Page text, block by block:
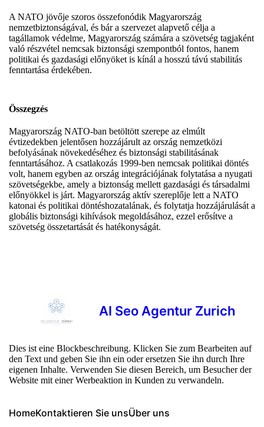
A NATO jövője szoros összefonódik Magyarország
nemzetbiztonságával, és bár a szervezet alapvető célja a
tagállamok védelme, Magyarország számára a szövetség tagjaként
való részvétel nemcsak biztonsági szempontból fontos, hanem
politikai és gazdasági előnyöket is kínál a hosszú távú stabilitás
fenntartása érdekében.
Összegzés
Magyarország NATO-ban betöltött szerepe az elmúlt
évtizedekben jelentősen hozzájárult az ország nemzetközi
befolyásának növekedéséhez és biztonsági stabilitásának
fenntartásához. A csatlakozás 1999-ben nemcsak politikai döntés
volt, hanem egyben az ország integrációjának folytatása a nyugati
szövetségekbe, amely a biztonság mellett gazdasági és társadalmi
előnyökkel is járt. Magyarország aktív szereplője lett a NATO
katonai és politikai döntéshozatalának, és folytatja hozzájárulását a
globális biztonsági kihívások megoldásához, ezzel erősítve a
szövetség összetartását és hatékonyságát.
AI Seo Agentur Zurich
Dies ist eine Blockbeschreibung. Klicken Sie zum Bearbeiten auf
den Text und geben Sie ihn ein oder ersetzen Sie ihn durch Ihre
eigenen Inhalte. Verwenden Sie diesen Bereich, um Besucher der
Website mit einer Werbeaktion in Kunden zu verwandeln.
HomeKontaktieren Sie unsÜber uns